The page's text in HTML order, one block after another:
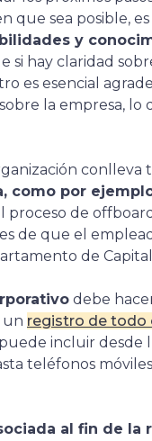
que sea posible, es
y
si hay claridad
es esencial
la empresa,
conlleva
como por
proceso de
de que el
de
debe
un registro de todo
incluir desde
teléfonos
al fin de la